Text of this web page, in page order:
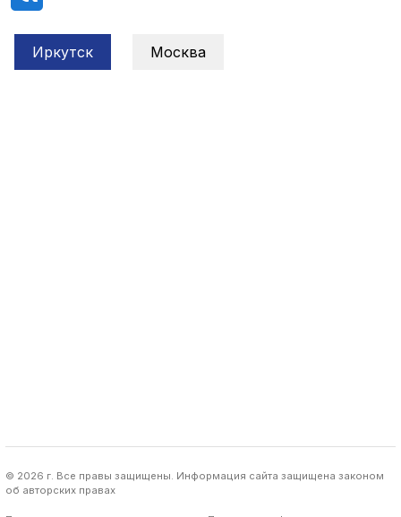
Иркутск Москва
© 2026 г. Все правы защищены. Информация сайта защищена законом
об авторских правах